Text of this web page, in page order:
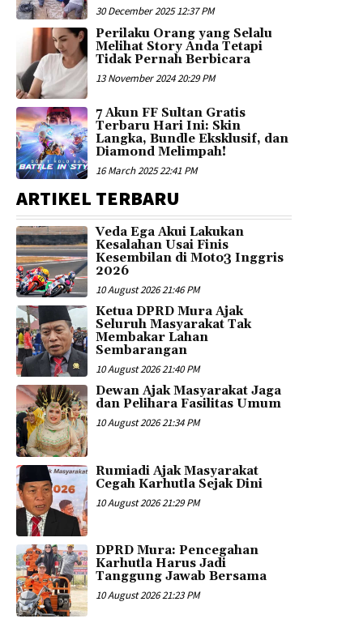
30 December 2025 12:37 PM
Perilaku Orang yang Selalu
Melihat Story Anda Tetapi
Tidak Pernah Berbicara
13 November 2024 20:29 PM
7 Akun FF Sultan Gratis
Terbaru Hari Ini: Skin
Langka, Bundle Eksklusif, dan
Diamond Melimpah!
16 March 2025 22:41 PM
ARTIKEL TERBARU
Veda Ega Akui Lakukan
Kesalahan Usai Finis
Kesembilan di Moto3 Inggris
2026
10 August 2026 21:46 PM
Ketua DPRD Mura Ajak
Seluruh Masyarakat Tak
Membakar Lahan
Sembarangan
10 August 2026 21:40 PM
Dewan Ajak Masyarakat Jaga
dan Pelihara Fasilitas Umum
10 August 2026 21:34 PM
Rumiadi Ajak Masyarakat
Cegah Karhutla Sejak Dini
10 August 2026 21:29 PM
DPRD Mura: Pencegahan
Karhutla Harus Jadi
Tanggung Jawab Bersama
10 August 2026 21:23 PM